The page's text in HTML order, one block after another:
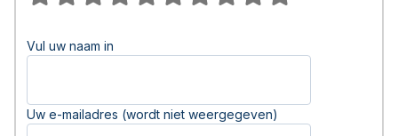
Vul uw naam in
Uw e-mailadres (wordt niet weergegeven)